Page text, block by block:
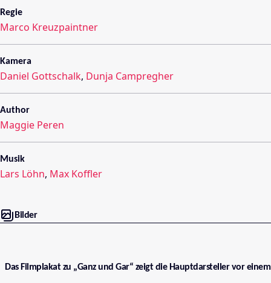
Regie
Marco Kreuzpaintner
Kamera
Daniel Gottschalk, Dunja Campregher
Author
Maggie Peren
Musik
Lars Löhn, Max Koffler
Bilder
Das Filmplakat zu „Ganz und Gar“ zeigt die Hauptdarsteller vor einem